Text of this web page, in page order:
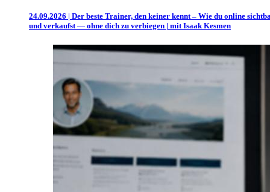
24.09.2026 | Der beste Trainer, den keiner kennt – Wie du online
und verkaufst — ohne dich zu verbiegen | mit Isaak Kesmen